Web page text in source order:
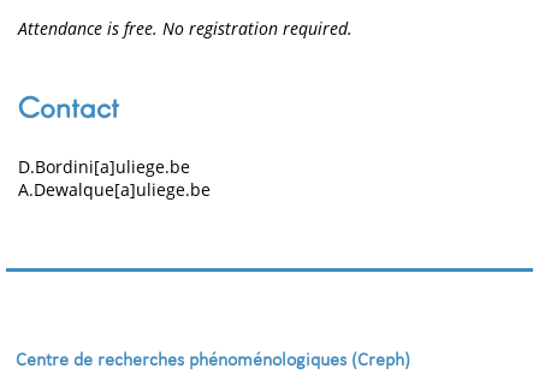
Attendance is free. No registration required.
Contact
D.Bordini[a]uliege.be
A.Dewalque[a]uliege.be
Centre de recherches phénoménologiques (Creph)